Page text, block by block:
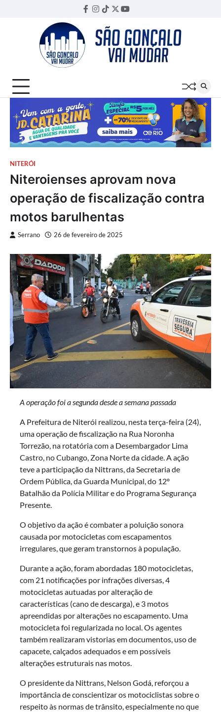
Facebook
Instagram
TikTok
TwitterYouTube
NITERÓI
Niteroienses aprovam nova
operação de fiscalização contra
motos barulhentas
Serrano 26 de fevereiro de 2025
A operação foi a segunda desde a semana passada
A Prefeitura de Niterói realizou, nesta terça-feira (24),
uma operação de fiscalização na Rua Noronha
Torrezão, na rotatória com a Desembargador Lima
Castro, no Cubango, Zona Norte da cidade. A ação
teve a participação da Nittrans, da Secretaria de
Ordem Pública, da Guarda Municipal, do 12º
Batalhão da Polícia Militar e do Programa Segurança
Presente.
O objetivo da ação é combater a poluição sonora
causada por motocicletas com escapamentos
irregulares, que geram transtornos à população.
Durante a ação, foram abordadas 180 motocicletas,
com 21 notificações por infrações diversas, 4
motocicletas autuadas por alteração de
características (cano de descarga), e 3 motos
apreendidas por alterações no escapamento. Uma
motocicleta foi regularizada no local. Os agentes
também realizaram vistorias em documentos, uso de
capacete, calçados adequados e em possíveis
alterações estruturais nas motos.
O presidente da Nittrans, Nelson Godá, reforçou a
importância de conscientizar os motociclistas sobre o
respeito às normas de trânsito, especialmente no que